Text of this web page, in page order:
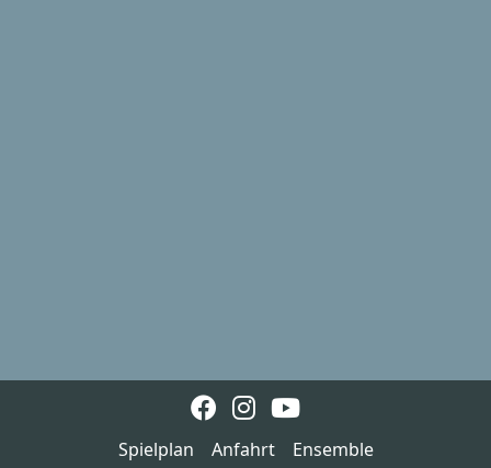
Spielplan Anfahrt Ensemble